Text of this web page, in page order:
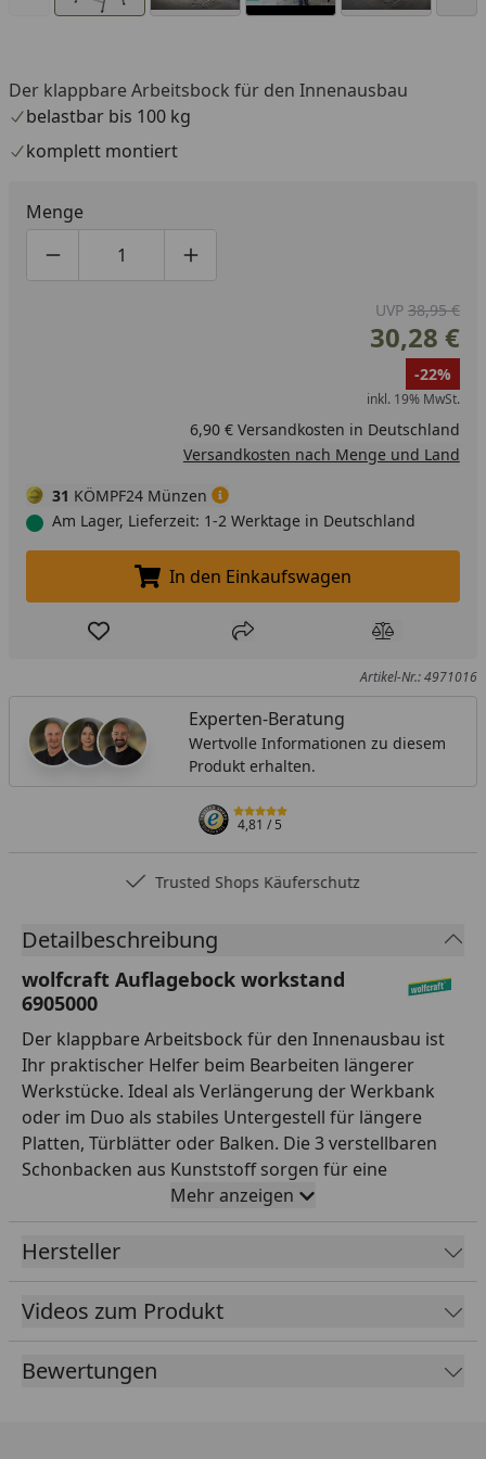
Der klappbare Arbeitsbock für den Innenausbau
belastbar bis 100 kg
komplett montiert
Menge
Produktmenge um eins verringern
Produktmenge manuell eingeben
Produktmenge um eins erhöhen
UVP 38,95 €
30,28 €
-22%
inkl. 19% MwSt.
6,90 € Versandkosten in Deutschland
Versandkosten nach Menge und Land
31 KÖMPF24 Münzen
Am Lager, Lieferzeit: 1-2 Werktage in Deutschland
In den Einkaufswagen legen
In den Einkaufswagen
Produkt zur Wunschliste hinzufügen
Teilen Produkt
Artikel-Nr.: 4971016
Experten-Beratung
Wertvolle Informationen zu diesem
Produkt erhalten.
4,81/ 5
Trusted Shops Käuferschutz
Detailbeschreibung
wolfcraft Auflagebock workstand
6905000
Der klappbare Arbeitsbock für den Innenausbau ist
Ihr praktischer Helfer beim Bearbeiten längerer
Werkstücke. Ideal als Verlängerung der Werkbank
oder im Duo als stabiles Untergestell für längere
Platten, Türblätter oder Balken. Die 3 verstellbaren
Schonbacken aus Kunststoff sorgen für eine
materialschonende Auflagefläche, so bleibt Ihr
Werkstück beim Ausrichten und Bewegen
unversehrt. Die seitlichen Stopps können Sie
Sie verhindern das Abrutschen des Werkstücks und
bieten Ihnen somit Halt und Kontrolle während der
eine zusätzliche Möglichkeit, Werkstücke abzulegen –
Mehr anzeigen
Hersteller
Videos zum Produkt
Bewertungen